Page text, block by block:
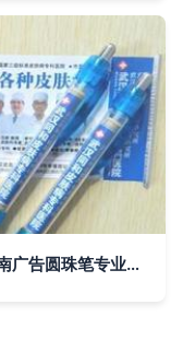
供应天尚广高圆珠笔印刷公司广告,云南广告圆珠笔专业制作厂家